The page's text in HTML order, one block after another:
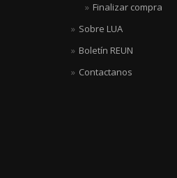
Finalizar compra
Sobre LUA
Boletín REUN
Contactanos